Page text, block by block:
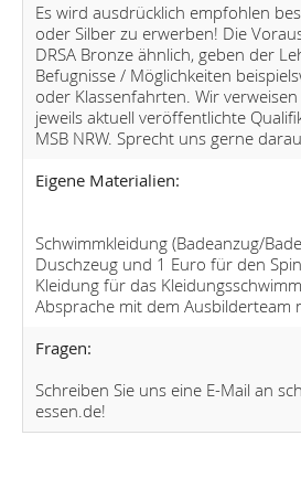
Es wird ausdrücklich empfohlen
oder Silber zu erwerben! Die
DRSA Bronze ähnlich, geben der
Befugnisse / Möglichkeiten
oder Klassenfahrten. Wir
jeweils aktuell veröffentlichte
MSB NRW. Sprecht uns gerne
Eigene Materialien:
Schwimmkleidung (Badeanzug/
Duschzeug und 1 Euro für den
Kleidung für das
Absprache mit dem Ausbilderteam
Fragen:
Schreiben Sie uns eine E-Mail an
essen.de!